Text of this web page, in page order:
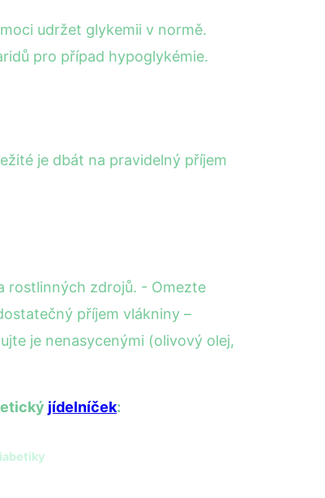
udržet glykemii v normě.
pro případ hypoglykémie.
je dbát na pravidelný příjem
rostlinných zdrojů. - Omezte
příjem vlákniny –
je nenasycenými (olivový olej,
jídelníček: